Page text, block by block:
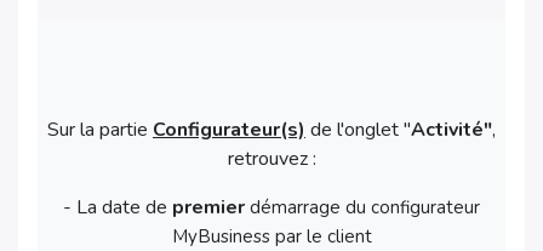
Sur la partie Configurateur(s)de l'onglet "Activité",
retrouvez :
- La date de premier démarrage du configurateur
MyBusiness par le client